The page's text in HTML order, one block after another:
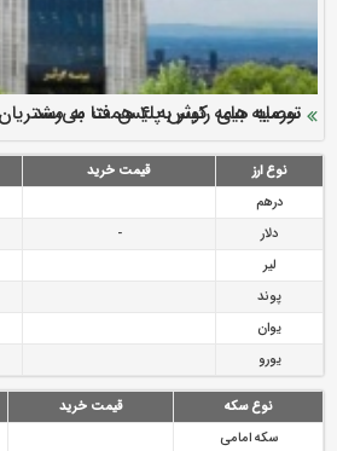
ارزش سهام عدالت بالا رفت
سرمایه بیمه کوثر به ۴ همت می‌رسد
نود ثانیه با فولاد سنگان
تقدیر دبیرکل سندیکای بیمه گران ایران
رازی
توصیه های رئیس پلیس فتا به
پیشگیری از سرقت های مجازی
نوع ارز قیمت خرید
درهم
دلار
-
لیر
پوند
یوان
یورو
نوع سکه قیمت خرید
سکه امامی